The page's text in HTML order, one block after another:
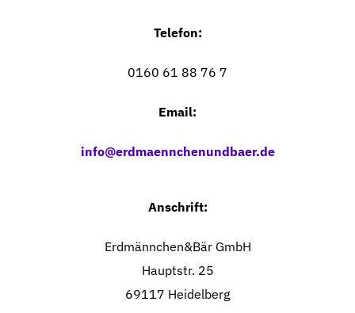
Telefon:
0160 61 88 76 7
Email:
info@erdmaennchenundbaer.de
Anschrift:
Erdmännchen&Bär GmbH
Hauptstr. 25
69117 Heidelberg